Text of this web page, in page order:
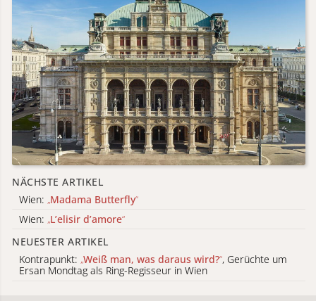
NÄCHSTE ARTIKEL
Wien: „Madama Butterfly“
Wien: „L’elisir d’amore“
NEUESTER ARTIKEL
Kontrapunkt: „Weiß man, was daraus wird?“, Gerüchte um
Ersan Mondtag als Ring-Regisseur in Wien